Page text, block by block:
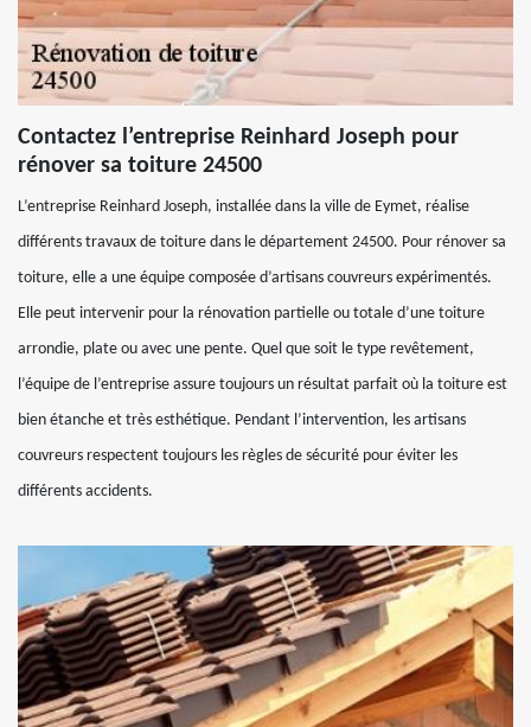
Contactez l’entreprise Reinhard Joseph pour
rénover sa toiture 24500
L’entreprise Reinhard Joseph, installée dans la ville de Eymet, réalise
différents travaux de toiture dans le département 24500. Pour rénover sa
toiture, elle a une équipe composée d’artisans couvreurs expérimentés.
Elle peut intervenir pour la rénovation partielle ou totale d’une toiture
arrondie, plate ou avec une pente. Quel que soit le type revêtement,
l’équipe de l’entreprise assure toujours un résultat parfait où la toiture est
bien étanche et très esthétique. Pendant l’intervention, les artisans
couvreurs respectent toujours les règles de sécurité pour éviter les
différents accidents.